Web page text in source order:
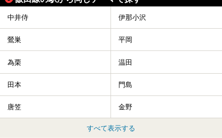
中井侍 伊那小沢
鶯巣 平岡
為栗 温田
田本 門島
唐笠 金野
すべて表示する